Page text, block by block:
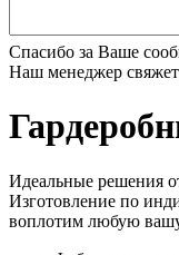
Спасибо за Ваше
Наш менеджер
Идеальные решения
Изготовление по
воплотим любую